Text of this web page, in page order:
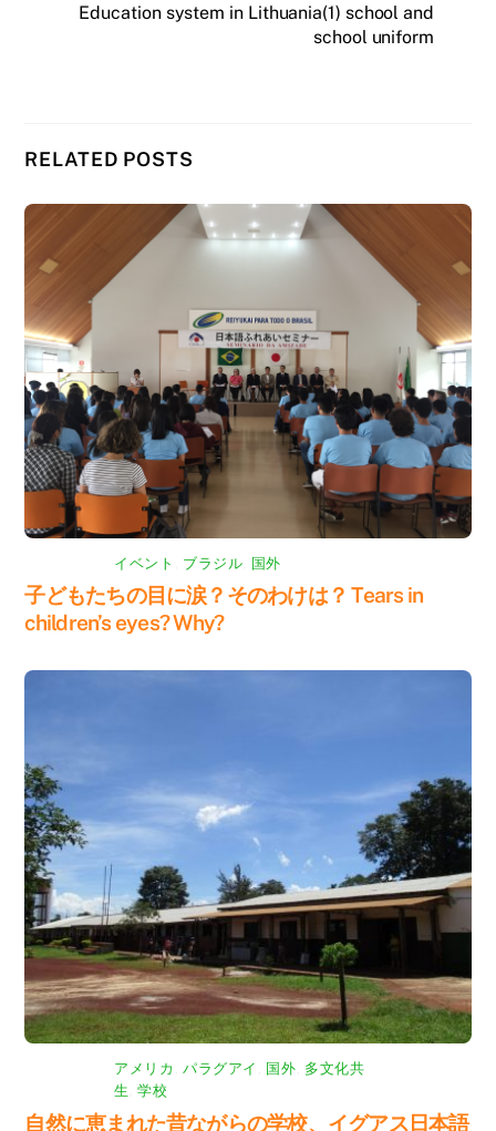
Education system in Lithuania(1) school and
school uniform
RELATED POSTS
イベント ブラジル 国外
子どもたちの目に涙？そのわけは？ Tears in
children’s eyes? Why?
アメリカ パラグアイ 国外 多文化共
生 学校
自然に恵まれた昔ながらの学校、イグアス日本語